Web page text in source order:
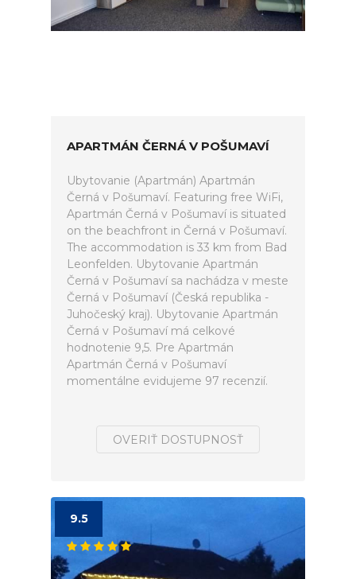
APARTMÁN ČERNÁ V POŠUMAVÍ
Ubytovanie (Apartmán) Apartmán
Černá v Pošumaví. Featuring free WiFi,
Apartmán Černá v Pošumaví is situated
on the beachfront in Černá v Pošumaví.
The accommodation is 33 km from Bad
Leonfelden. Ubytovanie Apartmán
Černá v Pošumaví sa nachádza v meste
Černá v Pošumaví (Česká republika -
Juhočeský kraj). Ubytovanie Apartmán
Černá v Pošumaví má celkové
hodnotenie 9,5. Pre Apartmán
Apartmán Černá v Pošumaví
momentálne evidujeme 97 recenzií.
OVERIŤ DOSTUPNOSŤ
9.5